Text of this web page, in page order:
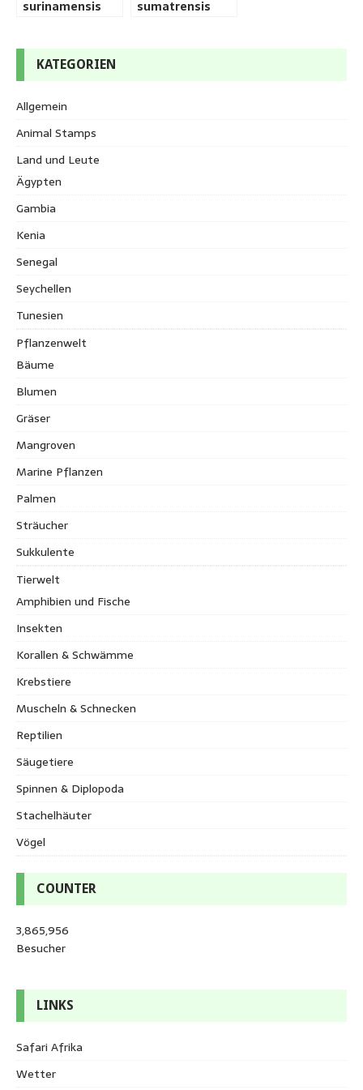
surinamensis sumatrensis
KATEGORIEN
Allgemein
Animal Stamps
Land und Leute
Ägypten
Gambia
Kenia
Senegal
Seychellen
Tunesien
Pflanzenwelt
Bäume
Blumen
Gräser
Mangroven
Marine Pflanzen
Palmen
Sträucher
Sukkulente
Tierwelt
Amphibien und Fische
Insekten
Korallen & Schwämme
Krebstiere
Muscheln & Schnecken
Reptilien
Säugetiere
Spinnen & Diplopoda
Stachelhäuter
Vögel
COUNTER
3,865,956
Besucher
LINKS
Safari Afrika
Wetter